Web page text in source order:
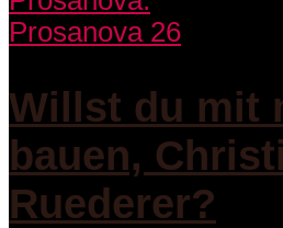
Prosanova 26
Willst du mit
bauen,
Ruederer?